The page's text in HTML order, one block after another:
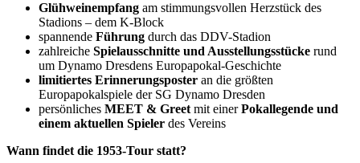
Glühweinempfang am stimmungsvollen Herzstück des
Stadions – dem K-Block
spannende Führung durch das DDV-Stadion
zahlreiche Spielausschnitte und Ausstellungsstücke rund
um Dynamo Dresdens Europapokal-Geschichte
limitiertes Erinnerungsposter an die größten
Europapokalspiele der SG Dynamo Dresden
persönliches MEET & Greetmit einerPokallegende und
einem aktuellen Spieler des Vereins
Wann findet die 1953-Tour statt?